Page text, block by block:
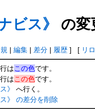
ビス》 の変
| 編集| 差分| 履歴] [ リ
はこの色です。
はこの色です。
》
へ行く。
ス》 の差分を削除